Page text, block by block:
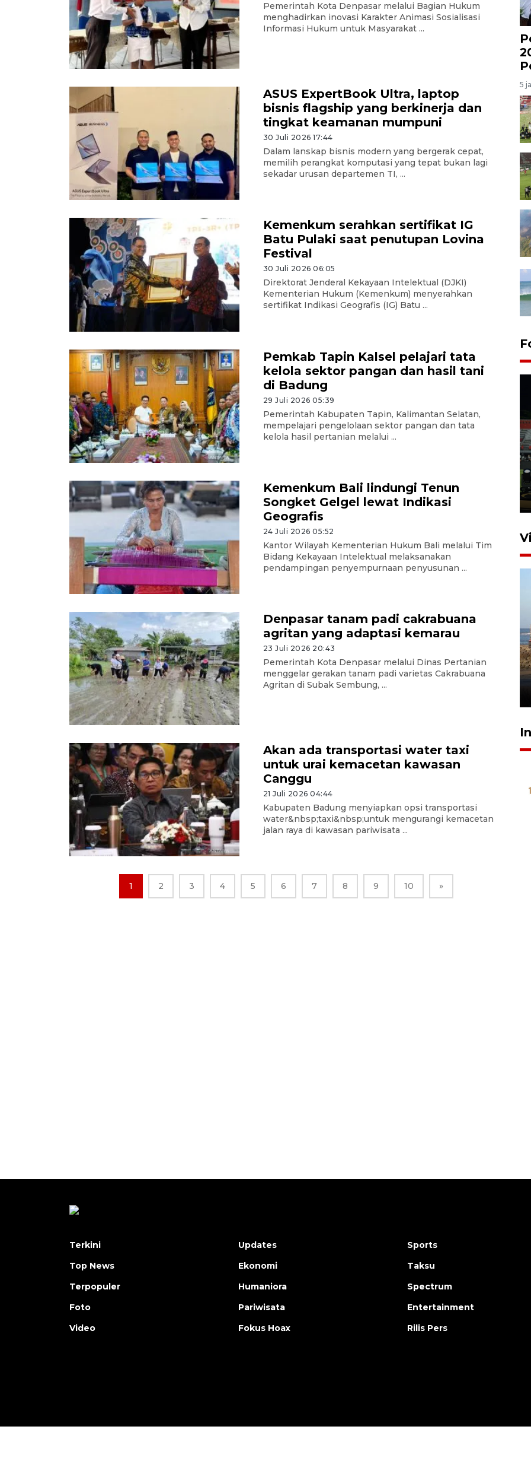
Pemerintah Kota Denpasar melalui Bagian Hukum
menghadirkan inovasi Karakter Animasi Sosialisasi
Informasi Hukum untuk Masyarakat ...
ASUS ExpertBook Ultra, laptop
bisnis flagship yang berkinerja dan
tingkat keamanan mumpuni
30 Juli 2026 17:44
Dalam lanskap bisnis modern yang bergerak cepat,
memilih perangkat komputasi yang tepat bukan lagi
sekadar urusan departemen TI, ...
Kemenkum serahkan sertifikat IG
Batu Pulaki saat penutupan Lovina
Festival
30 Juli 2026 06:05
Direktorat Jenderal Kekayaan Intelektual (DJKI)
Kementerian Hukum (Kemenkum) menyerahkan
sertifikat Indikasi Geografis (IG) Batu ...
Pemkab Tapin Kalsel pelajari tata
kelola sektor pangan dan hasil tani
di Badung
29 Juli 2026 05:39
Pemerintah Kabupaten Tapin, Kalimantan Selatan,
mempelajari pengelolaan sektor pangan dan tata
kelola hasil pertanian melalui ...
Kemenkum Bali lindungi Tenun
Songket Gelgel lewat Indikasi
Geografis
24 Juli 2026 05:52
Kantor Wilayah Kementerian Hukum Bali melalui Tim
Bidang Kekayaan Intelektual melaksanakan
pendampingan penyempurnaan penyusunan ...
Denpasar tanam padi cakrabuana
agritan yang adaptasi kemarau
23 Juli 2026 20:43
Pemerintah Kota Denpasar melalui Dinas Pertanian
menggelar gerakan tanam padi varietas Cakrabuana
Agritan di Subak Sembung, ...
Akan ada transportasi water taxi
untuk urai kemacetan kawasan
Canggu
21 Juli 2026 04:44
Kabupaten Badung menyiapkan opsi transportasi
water&nbsp;taxi&nbsp;untuk mengurangi kemacetan
jalan raya di kawasan pariwisata ...
1 2 3 4 5 6 7 8 9 10 »
5
Tiga matra TNI unjuk
latihan di Kepri
5 Agustus 2026 16:28
Kemen LH, KKP, dan Gubernur
Bali tanam ribuan bibit
mangrove
26 Juli 2026 21:18
Terkini
Top News
Terpopuler
Foto
Video
Updates
Ekonomi
Humaniora
Pariwisata
Fokus Hoax
Sports
Taksu
Spectrum
Entertainment
Rilis Pers